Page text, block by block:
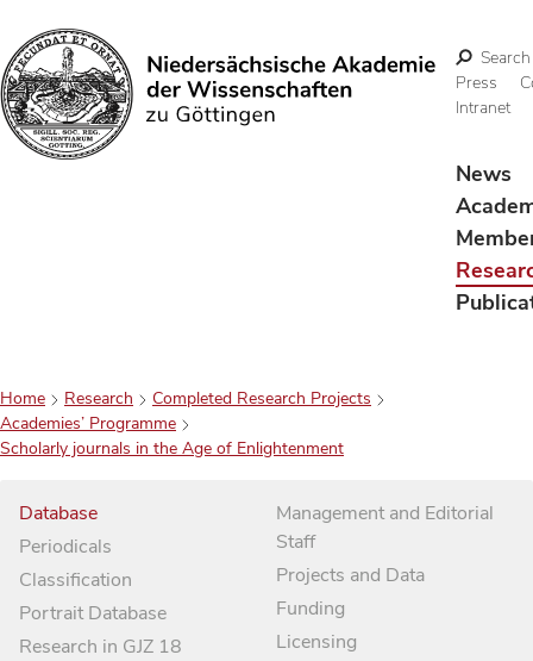
Search
Search
Press
Intranet
News
Home Research
Completed Research Projects
Academies’ Programme
Scholarly journals in the Age of Enlightenment
Database
Periodicals
Classification
Portrait Database
Research in GJZ 18
Management and Editorial
Staff
Projects and Data
Funding
Licensing